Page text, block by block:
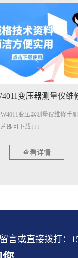
三相电参数测量仪
下方图片即可下载↓↓↓
查看详情
言或直接拨打：